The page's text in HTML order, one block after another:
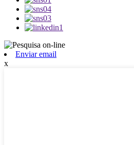
Enviar email
x